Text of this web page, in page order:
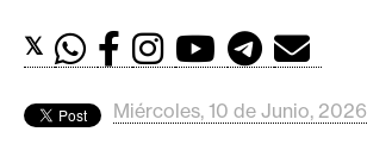
d
s
𝕏
Miércoles, 10 de Junio, 2026